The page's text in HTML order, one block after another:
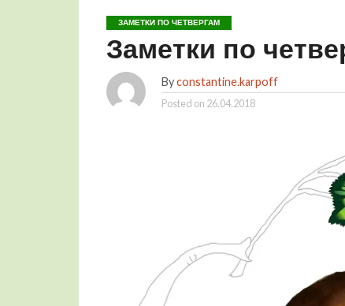
ЗАМЕТКИ ПО ЧЕТВЕРГАМ
Заметки по
Byconstantine.karpoff
Posted on 26.04.2018